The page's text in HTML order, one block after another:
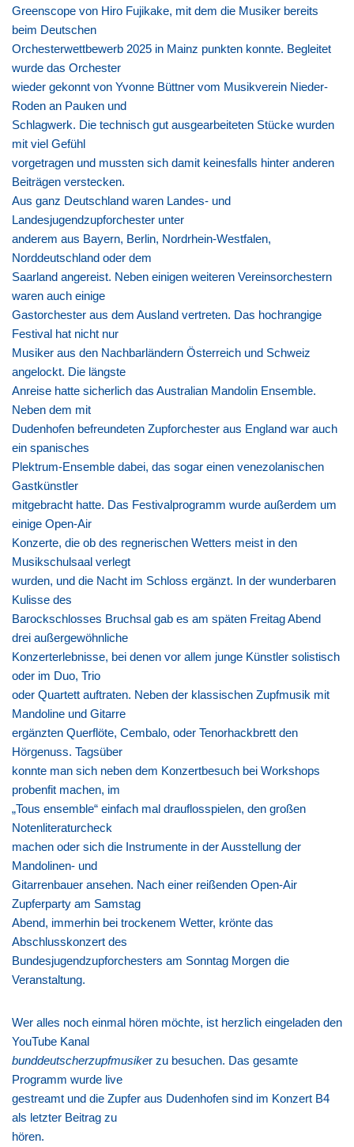
Greenscope von Hiro Fujikake, mit dem die Musiker bereits
beim Deutschen
Orchesterwettbewerb 2025 in Mainz punkten konnte. Begleitet
wurde das Orchester
wieder gekonnt von Yvonne Büttner vom Musikverein Nieder-
Roden an Pauken und
Schlagwerk. Die technisch gut ausgearbeiteten Stücke wurden
mit viel Gefühl
vorgetragen und mussten sich damit keinesfalls hinter anderen
Beiträgen verstecken.
Aus ganz Deutschland waren Landes- und
Landesjugendzupforchester unter
anderem aus Bayern, Berlin, Nordrhein-Westfalen,
Norddeutschland oder dem
Saarland angereist. Neben einigen weiteren Vereinsorchestern
waren auch einige
Gastorchester aus dem Ausland vertreten. Das hochrangige
Festival hat nicht nur
Musiker aus den Nachbarländern Österreich und Schweiz
angelockt. Die längste
Anreise hatte sicherlich das Australian Mandolin Ensemble.
Neben dem mit
Dudenhofen befreundeten Zupforchester aus England war auch
ein spanisches
Plektrum-Ensemble dabei, das sogar einen venezolanischen
Gastkünstler
mitgebracht hatte. Das Festivalprogramm wurde außerdem um
einige Open-Air
Konzerte, die ob des regnerischen Wetters meist in den
Musikschulsaal verlegt
wurden, und die Nacht im Schloss ergänzt. In der wunderbaren
Kulisse des
Barockschlosses Bruchsal gab es am späten Freitag Abend
drei außergewöhnliche
Konzerterlebnisse, bei denen vor allem junge Künstler solistisch
oder im Duo, Trio
oder Quartett auftraten. Neben der klassischen Zupfmusik mit
Mandoline und Gitarre
ergänzten Querflöte, Cembalo, oder Tenorhackbrett den
Hörgenuss. Tagsüber
konnte man sich neben dem Konzertbesuch bei Workshops
probenfit machen, im
„Tous ensemble“ einfach mal drauflosspielen, den großen
Notenliteraturcheck
machen oder sich die Instrumente in der Ausstellung der
Mandolinen- und
Gitarrenbauer ansehen. Nach einer reißenden Open-Air
Zupferparty am Samstag
Abend, immerhin bei trockenem Wetter, krönte das
Abschlusskonzert des
Bundesjugendzupforchesters am Sonntag Morgen die
Veranstaltung.
Wer alles noch einmal hören möchte, ist herzlich eingeladen den
YouTube Kanal
bunddeutscherzupfmusiker zu besuchen. Das gesamte
Programm wurde live
gestreamt und die Zupfer aus Dudenhofen sind im Konzert B4
als letzter Beitrag zu
hören.